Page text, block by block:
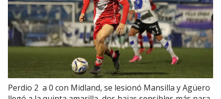
Perdio 2 a 0 con Midland, se lesionó Mansilla y Agüero